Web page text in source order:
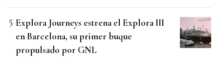
Explora Journeys estrena el Explora III
en Barcelona, su primer buque
propulsado por GNL